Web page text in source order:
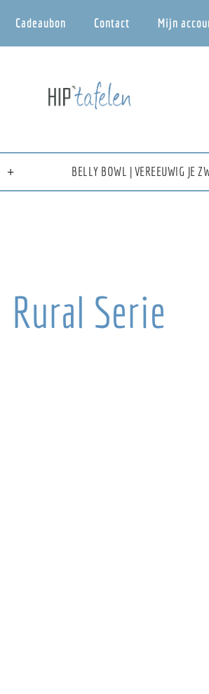
Cadeaubon Contact Mijn
BELLY BOWL | VEREEUWIG JE
Rural Serie